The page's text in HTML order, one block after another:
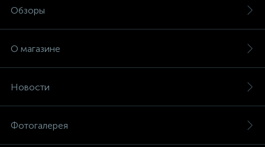
Обзоры
О магазине
Новости
Фотогалерея